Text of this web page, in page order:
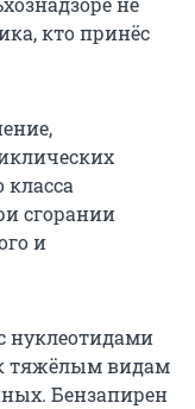
кто принёс
класса
сгорании
и
нуклеотидами
тяжёлым видам
Бензапирен